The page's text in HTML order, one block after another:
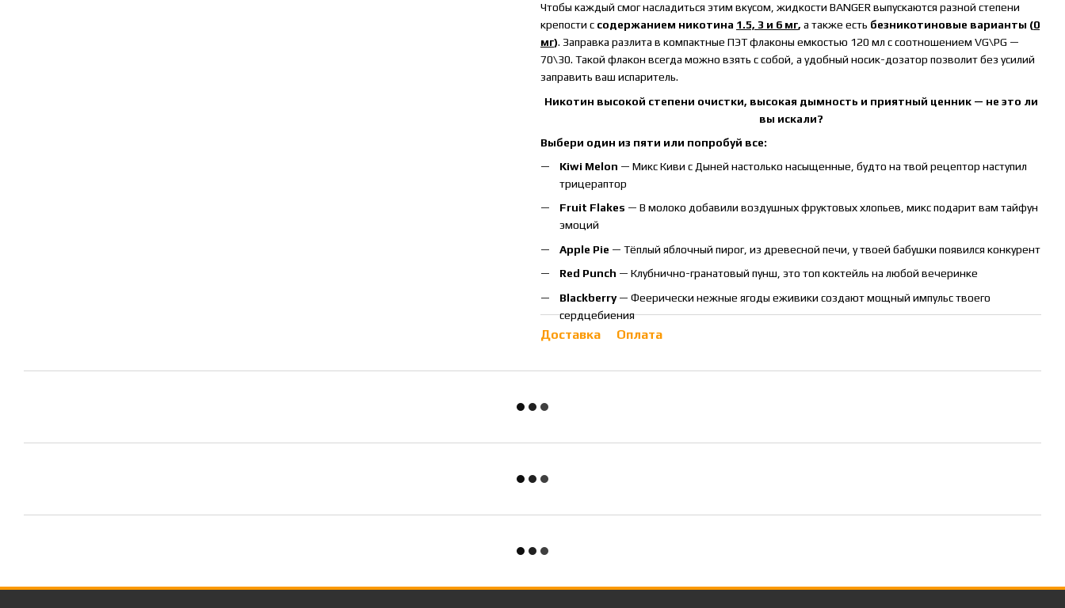
Чтобы каждый смог насладиться этим вкусом, жидкости BANGER выпускаются разной степени
крепости с содержанием никотина 1.5, 3 и 6 мг, а также есть безникотиновые варианты (0
мг). Заправка разлита в компактные ПЭТ флаконы емкостью 120 мл с соотношением VG\PG —
70\30. Такой флакон всегда можно взять с собой, а удобный носик-дозатор позволит без усилий
заправить ваш испаритель.
Никотин высокой степени очистки, высокая дымность и приятный ценник — не это ли
вы искали?
Выбери один из пяти или попробуй все:
Kiwi Melon — Микс Киви с Дыней настолько насыщенные, будто на твой рецептор наступил
трицераптор
Fruit Flakes — В молоко добавили воздушных фруктовых хлопьев, микс подарит вам тайфун
эмоций
Apple Pie — Тёплый яблочный пирог, из древесной печи, у твоей бабушки появился конкурент
Red Punch — Клубнично-гранатовый пунш, это топ коктейль на любой вечеринке
Blackberry— Феерически нежные ягоды еживики создают мощный импульс твоего
сердцебиения
Доставка Оплата